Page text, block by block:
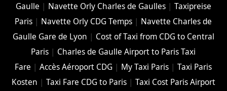
Gaulle | Navette Orly Charles de Gaulles| Taxipreise
Paris | Navette Orly CDG Temps | Navette Charles de
Gaulle Gare de Lyon | Cost of Taxi from CDG to Central
Paris | Charles de Gaulle Airport to Paris Taxi
Fare |Accès Aéroport CDG | My Taxi Paris |Taxi Paris
Kosten | Taxi Fare CDG to Paris| Taxi Cost Paris Airport